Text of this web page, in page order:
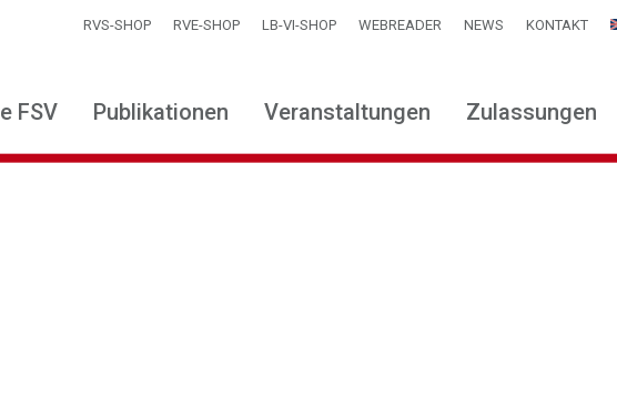
RVS-SHOP RVE-SHOP LB-VI-SHOP WEBREADER NEWS KONTAKT
FSV Publikationen Veranstaltungen Zulassungen